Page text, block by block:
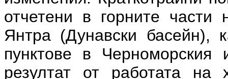
отчетени в горните
Янтра (Дунавски басейн),
пунктове в Черноморския
резултат от работата на